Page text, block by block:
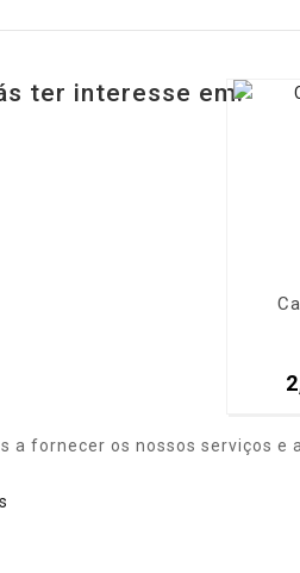
ter interesse em:
a fornecer os nossos serviços